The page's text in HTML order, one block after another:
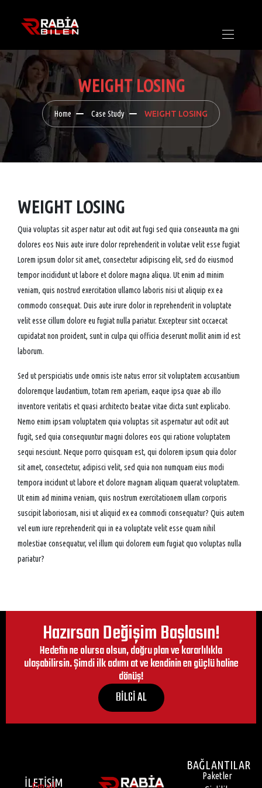
WEIGHT LOSING
Home Case Study WEIGHT LOSING
WEIGHT LOSING
Quia voluptas sit asper natur aut odit aut fugi sed quia conseaunta ma gni
dolores eos Nuis aute irure dolor reprehenderit in volutae velit esse fugiat
Lorem ipsum dolor sit amet, consectetur adipiscing elit, sed do eiusmod
tempor incididunt ut labore et dolore magna aliqua. Ut enim ad minim
veniam, quis nostrud exercitation ullamco laboris nisi ut aliquip ex ea
commodo consequat. Duis aute irure dolor in reprehenderit in voluptate
velit esse cillum dolore eu fugiat nulla pariatur. Excepteur sint occaecat
cupidatat non proident, sunt in culpa qui officia deserunt mollit anim id est
laborum.
Sed ut perspiciatis unde omnis iste natus error sit voluptatem accusantium
doloremque laudantium, totam rem aperiam, eaque ipsa quae ab illo
inventore veritatis et quasi architecto beatae vitae dicta sunt explicabo.
Nemo enim ipsam voluptatem quia voluptas sit aspernatur aut odit aut
fugit, sed quia consequuntur magni dolores eos qui ratione voluptatem
sequi nesciunt. Neque porro quisquam est, qui dolorem ipsum quia dolor
sit amet, consectetur, adipisci velit, sed quia non numquam eius modi
tempora incidunt ut labore et dolore magnam aliquam quaerat voluptatem.
Ut enim ad minima veniam, quis nostrum exercitationem ullam corporis
suscipit laboriosam, nisi ut aliquid ex ea commodi consequatur? Quis autem
vel eum iure reprehenderit qui in ea voluptate velit esse quam nihil
molestiae consequatur, vel illum qui dolorem eum fugiat quo voluptas nulla
pariatur?
Hazırsan Değişim Başlasın!
Hedefin ne olursa olsun, doğru plan ve kararlılıkla
ulaşabilirsin. Şimdi ilk adımı at ve kendinin en güçlü haline
dönüş!
BİLGİ AL
İLETİŞİM
BAĞLANTILAR
Paketler